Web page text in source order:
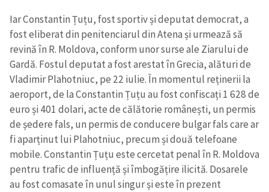
Iar Constantin Țuțu, fost sportiv și deputat democrat, a
fost eliberat din penitenciarul din Atena și urmează să
revină în R. Moldova, conform unor surse ale Ziarului de
Gardă. Fostul deputat a fost arestat în Grecia, alături de
Vladimir Plahotniuc, pe 22 iulie. În momentul reținerii la
aeroport, de la Constantin Țuțu au fost confiscați 1 628 de
euro și 401 dolari, acte de călătorie românești, un permis
de ședere fals, un permis de conducere bulgar fals care ar
fi aparținut lui Plahotniuc, precum și două telefoane
mobile. Constantin Țuțu este cercetat penal în R. Moldova
pentru trafic de influență și îmbogățire ilicită. Dosarele
au fost comasate în unul singur și este în prezent